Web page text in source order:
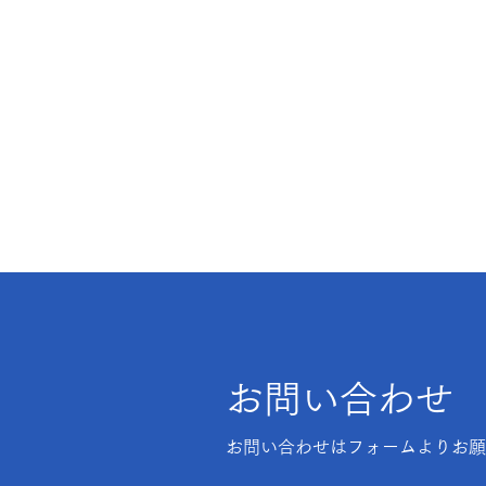
お問い合わせ
お問い合わせはフォームよりお